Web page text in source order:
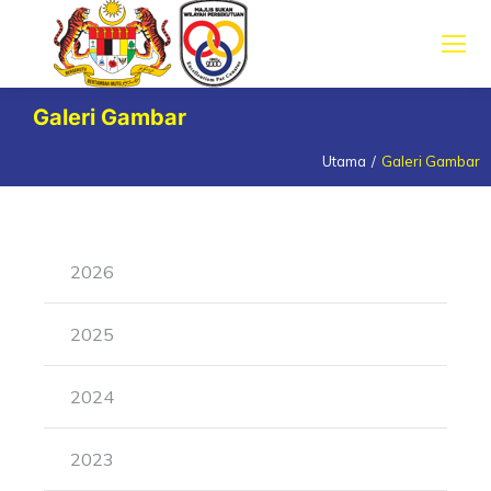
Galeri Gambar
Utama Galeri Gambar
2026
2025
2024
2023